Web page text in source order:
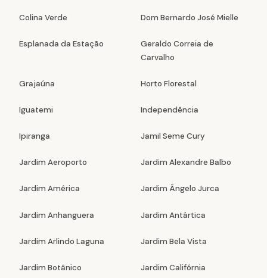
Colina Verde Dom Bernardo José Mielle
Esplanada da Estação
Geraldo Correia de
Carvalho
Grajaúna Horto Florestal
Iguatemi Independência
Ipiranga Jamil Seme Cury
Jardim Aeroporto Jardim Alexandre Balbo
Jardim América Jardim Ângelo Jurca
Jardim Anhanguera Jardim Antártica
Jardim Arlindo Laguna Jardim Bela Vista
Jardim Botânico Jardim Califórnia